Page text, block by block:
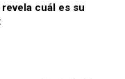
cuál es su